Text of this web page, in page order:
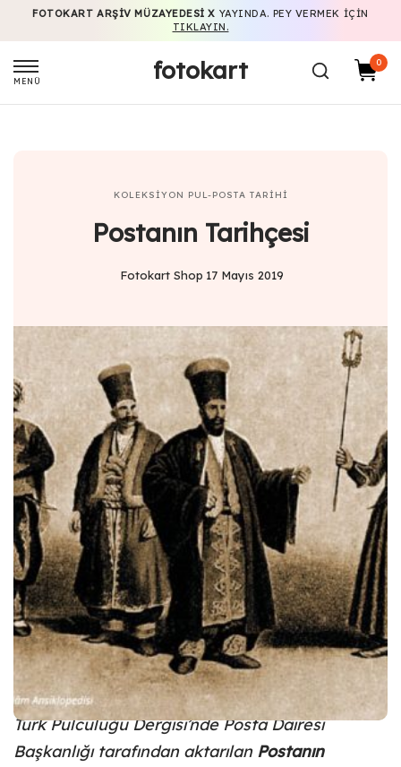
FOTOKART ARŞIV MÜZAYEDESI X YAYINDA. PEY VERMEK IÇIN
TIKLAYIN.
MENÜ fotokart 0
KOLEKSIYON PUL-POSTA TARIHI
Postanın Tarihçesi
Fotokart Shop 17 Mayıs 2019
1299’da Osmanlı İmparatorluğu’nun
kurulmasıyla, hükümetle eyaletler ve sancaklar
arasında resmi haberleşme karşılıklı olarak,sai –
ulak – tatar – çapar – boridadları verilen, özel
olarak yetiştirilmiş kimselerle temin edilirdi.
Türk Pulculuğu Dergisi’nde Posta Dairesi
Başkanlığı tarafından aktarılan Postanın